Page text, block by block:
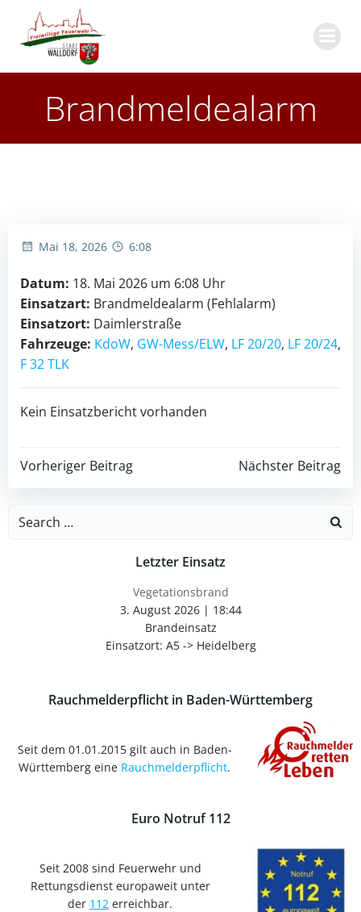
Brandmeldealarm
Mai 18, 2026 6:08
Datum: 18. Mai 2026 um 6:08 Uhr
Einsatzart: Brandmeldealarm (Fehlalarm)
Einsatzort: Daimlerstraße
Fahrzeuge: KdoW, GW-Mess/ELW, LF 20/20, LF 20/24,
F 32 TLK
Kein Einsatzbericht vorhanden
Post
navigation
Vorheriger Beitrag
Post
navigation
Nächster Beitrag
Search
Letzter Einsatz
Vegetationsbrand
3. August 2026| 18:44
Brandeinsatz
Einsatzort: A5 -> Heidelberg
Rauchmelderpflicht in Baden-Württemberg
Seit dem 01.01.2015 gilt auch in Baden-
Württemberg eine Rauchmelderpflicht.
Euro Notruf 112
Seit 2008 sind Feuerwehr und
Rettungsdienst europaweit unter
der 112 erreichbar.